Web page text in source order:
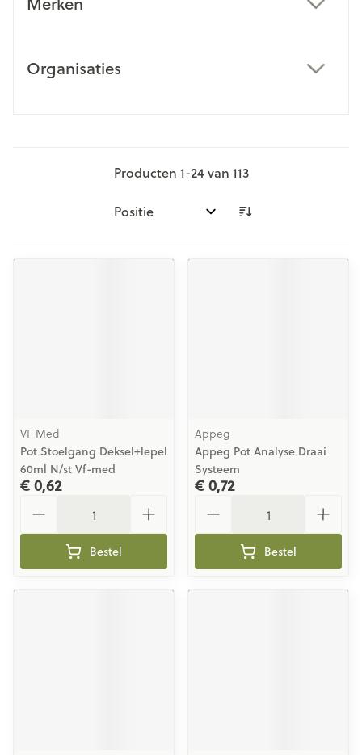
Organisaties
Producten 1-24van 113
Sorteer op:
VF Med
Pot Stoelgang Deksel+lepel
60ml N/st Vf-med
€ 0,62
Bestel
Appeg
Appeg Pot Analyse Draai
Systeem
€ 0,72
Bestel